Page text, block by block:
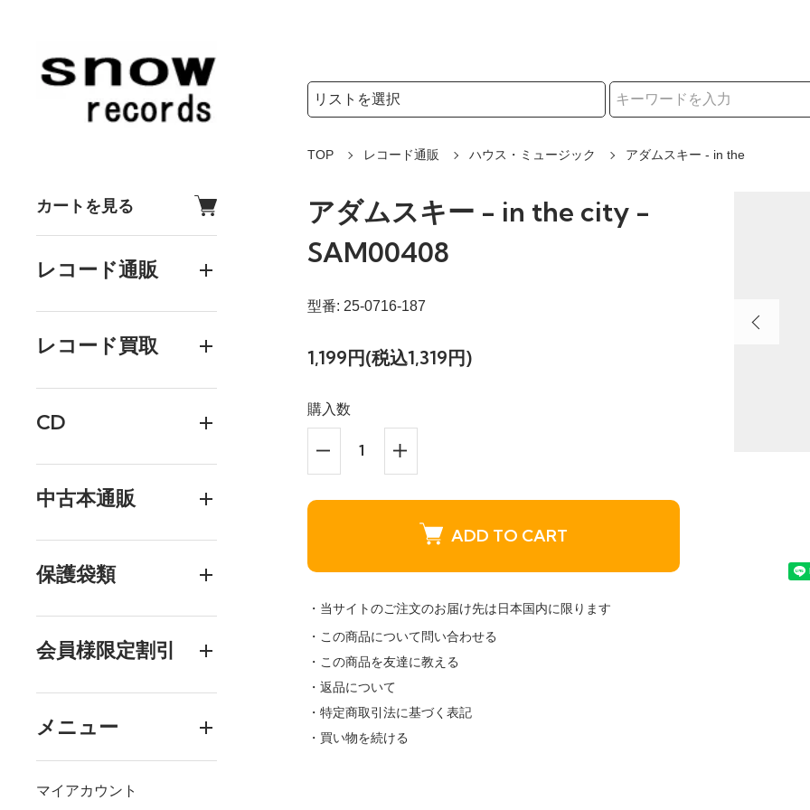
カートを見る
レコード通販
レコード買取
CD
中古本通販
保護袋類
会員様限定割引
メニュー
マイアカウント
検索リストの選択
TOP レコード通販 ハウス・ミュージック アダムスキー - in the
アダムスキー - in the city -
SAM00408
型番: 25-0716-187
1,199円(税込1,319円)
購入数
ADD TO CART
・当サイトのご注文のお届け先は日本国内に限ります
・この商品について問い合わせる
・この商品を友達に教える
・返品について
・特定商取引法に基づく表記
・買い物を続ける